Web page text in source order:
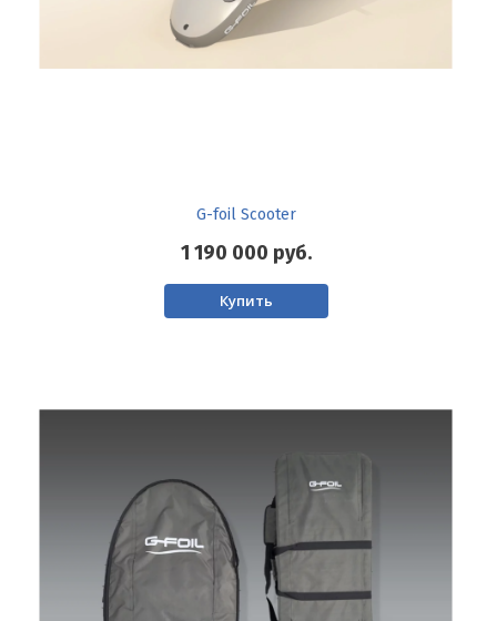
G-foil Scooter
1 190 000 руб.
Купить